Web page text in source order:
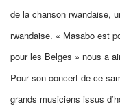
de la chanson rwandaise,
rwandaise. « Masabo est
pour les Belges » nous a
Pour son concert de ce
grands musiciens issus